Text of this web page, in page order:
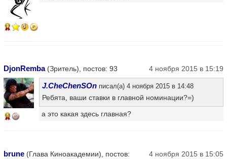
17
DjonRemba(Зритель), постов: 93 4 ноября 2015 в 15:19
10
J.CheChenSOn писал(а) 4 ноября 2015 в 14:48
Ребята, ваши ставки в главной номинации?=)
а это какая здесь главная?
brune (Глава Киноакадемии), постов:
4 ноября 2015 в 15:05